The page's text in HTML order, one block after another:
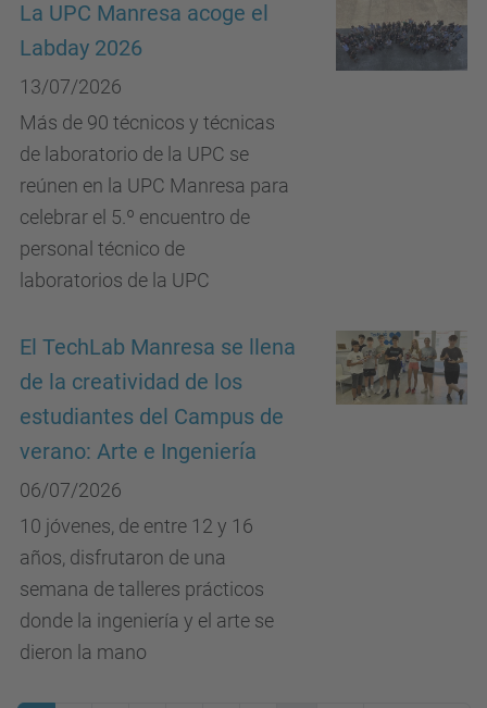
La UPC Manresa acoge el
Labday 2026
13/07/2026
Más de 90 técnicos y técnicas
de laboratorio de la UPC se
reúnen en la UPC Manresa para
celebrar el 5.º encuentro de
personal técnico de
laboratorios de la UPC
El TechLab Manresa se llena
de la creatividad de los
estudiantes del Campus de
verano: Arte e Ingeniería
06/07/2026
10 jóvenes, de entre 12 y 16
años, disfrutaron de una
semana de talleres prácticos
donde la ingeniería y el arte se
dieron la mano